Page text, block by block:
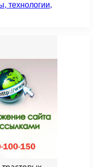
технологии,